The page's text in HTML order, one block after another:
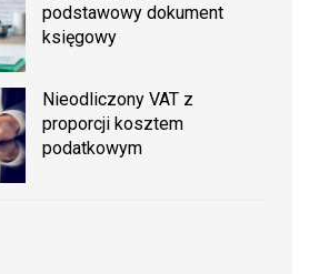
podstawowy dokument
księgowy
Nieodliczony VAT z
proporcji kosztem
podatkowym